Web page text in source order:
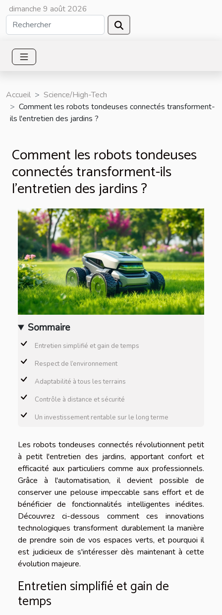
dimanche 9 août 2026
Accueil
Science/High-Tech
Comment les robots tondeuses connectés transforment-
ils l'entretien des jardins ?
Comment les robots tondeuses
connectés transforment-ils
l'entretien des jardins ?
Sommaire
Entretien simplifié et gain de temps
Respect de l’environnement
Adaptabilité à tous les terrains
Contrôle à distance et sécurité
Un investissement rentable sur le long terme
Les robots tondeuses connectés révolutionnent petit
à petit l'entretien des jardins, apportant confort et
efficacité aux particuliers comme aux professionnels.
Grâce à l'automatisation, il devient possible de
conserver une pelouse impeccable sans effort et de
bénéficier de fonctionnalités intelligentes inédites.
Découvrez ci-dessous comment ces innovations
technologiques transforment durablement la manière
de prendre soin de vos espaces verts, et pourquoi il
est judicieux de s'intéresser dès maintenant à cette
évolution majeure.
Entretien simplifié et gain de
temps